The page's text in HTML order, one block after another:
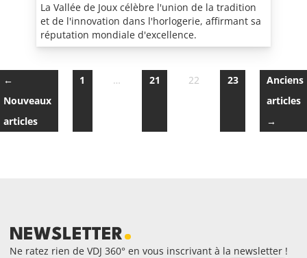
La Vallée de Joux célèbre l'union de la tradition
et de l'innovation dans l'horlogerie, affirmant sa
réputation mondiale d'excellence.
←
Nouveaux
articles
1 … 21 22 23
Anciens
articles
→
NEWSLETTER
Ne ratez rien de VDJ 360° en vous inscrivant à la newsletter !